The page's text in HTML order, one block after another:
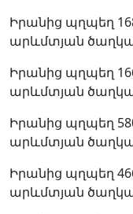
Իրանից պղպեղ
արևմտյան
Իրանից պղպեղ
արևմտյան
Իրանից պղպեղ
արևմտյան
Իրանից պղպեղ
արևմտյան